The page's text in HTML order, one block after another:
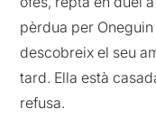
pèrdua per
descobreix el seu
tard. Ella està
refusa.